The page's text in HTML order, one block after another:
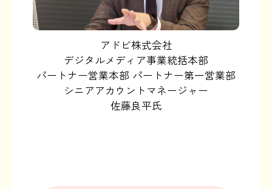
アドビ株式会社
デジタルメディア事業統括本部
パートナー営業本部 パートナー第一営業部
シニアアカウントマネージャー
佐藤良平氏